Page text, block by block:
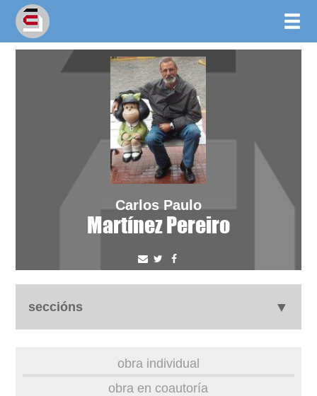
Carlos Paulo
Martínez Pereiro
seccións
obra individual
obra en coautoría